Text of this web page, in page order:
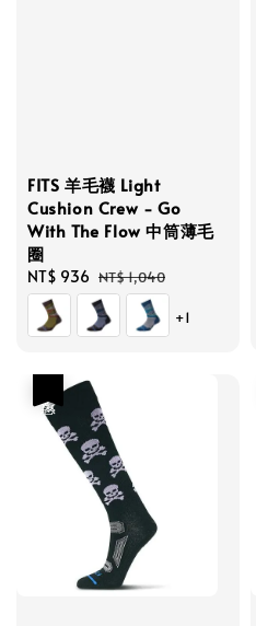
FITS 羊毛襪 Light
Cushion Crew - Go
With The Flow 中筒薄毛
圈
Sale
price
NT$ 936 Regular
price
NT$ 1,040
+1